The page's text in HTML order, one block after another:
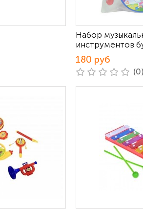
Набор
инструментов
180 руб